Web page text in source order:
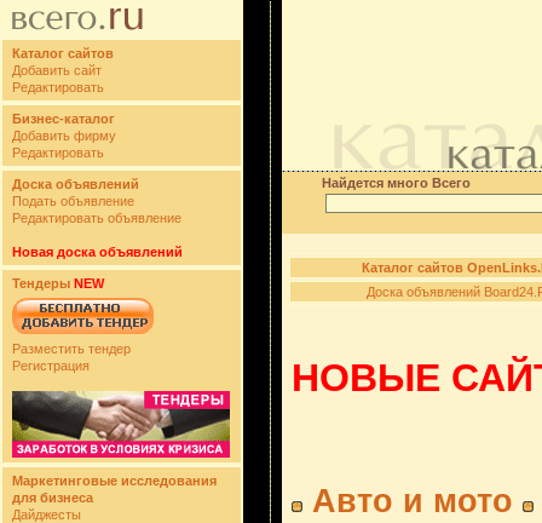
Каталог сайтов
Добавить сайт
Редактировать
Бизнес-каталог
Добавить фирму
Редактировать
Доска объявлений
Подать объявление
Редактировать объявление
Новая доска объявлений
Тендеры NEW
Разместить тендер
Регистрация
Маркетинговые исследования
для бизнеса
Дайджесты
Найдется много Всего
Каталог сайтов
Доска объявлений
НОВЫЕ
Авто и мото